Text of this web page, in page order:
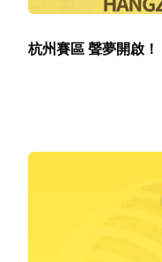
杭州賽區 聲夢開啟